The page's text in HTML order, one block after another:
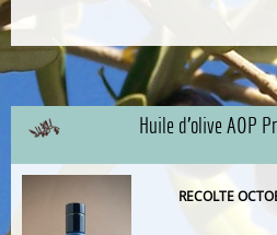
Huile d'olive AOP
RECOLTE